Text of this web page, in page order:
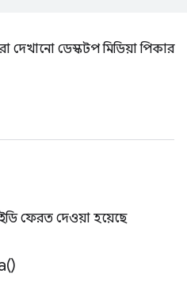
দেখানো ডেস্কটপ মিডিয়া পিকার
ফেরত দেওয়া হয়েছে
)